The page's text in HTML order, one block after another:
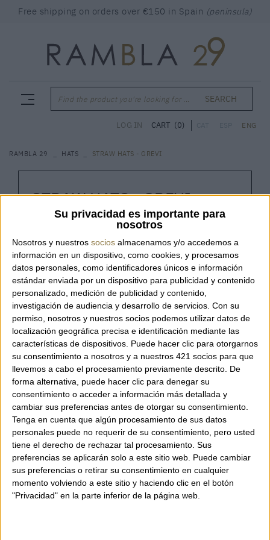
Su privacidad es importante para
nosotros
Nosotros y nuestros socios almacenamos y/o accedemos a
información en un dispositivo, como cookies, y procesamos
datos personales, como identificadores únicos e información
estándar enviada por un dispositivo para publicidad y contenido
personalizado, medición de publicidad y contenido,
investigación de audiencia y desarrollo de servicios. Con su
permiso, nosotros y nuestros socios podemos utilizar datos de
localización geográfica precisa e identificación mediante las
características de dispositivos. Puede hacer clic para otorgarnos
su consentimiento a nosotros y a nuestros 421 socios para que
llevemos a cabo el procesamiento previamente descrito. De
forma alternativa, puede hacer clic para denegar su
consentimiento o acceder a información más detallada y
cambiar sus preferencias antes de otorgar su consentimiento.
Tenga en cuenta que algún procesamiento de sus datos
personales puede no requerir de su consentimiento, pero usted
tiene el derecho de rechazar tal procesamiento. Sus
preferencias se aplicarán solo a este sitio web. Puede cambiar
sus preferencias o retirar su consentimiento en cualquier
momento volviendo a este sitio y haciendo clic en el botón
"Privacidad" en la parte inferior de la página web.
Free shipping on orders over €150 in Spain (peninsula)
Find the product you're looking for ... SEARCH
ENG
LOG IN CART (0)
RAMBLA 29 HATS STRAW HATS - GREVI
STRAW HATS - GREVI
GREVI
Code:6450-E291-7120 ROSSO